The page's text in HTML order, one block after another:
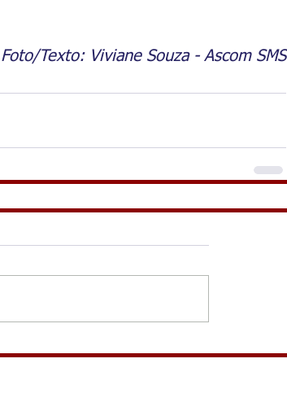
Foto/Texto: Viviane Souza - Ascom SMS